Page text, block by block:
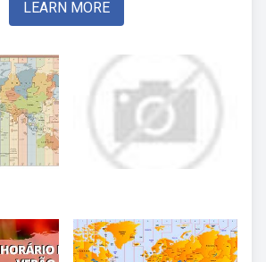
LEARN MORE